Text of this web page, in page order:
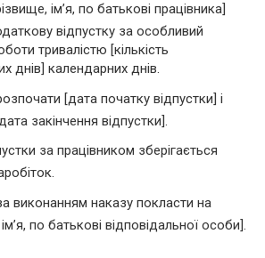
ім’я, по батькові працівника]
відпустку за особливий
тривалістю [кількість
днів] календарних днів.
[дата початку відпустки] і
закінчення відпустки].
за працівником зберігається
виконанням наказу покласти на
по батькові відповідальної особи].